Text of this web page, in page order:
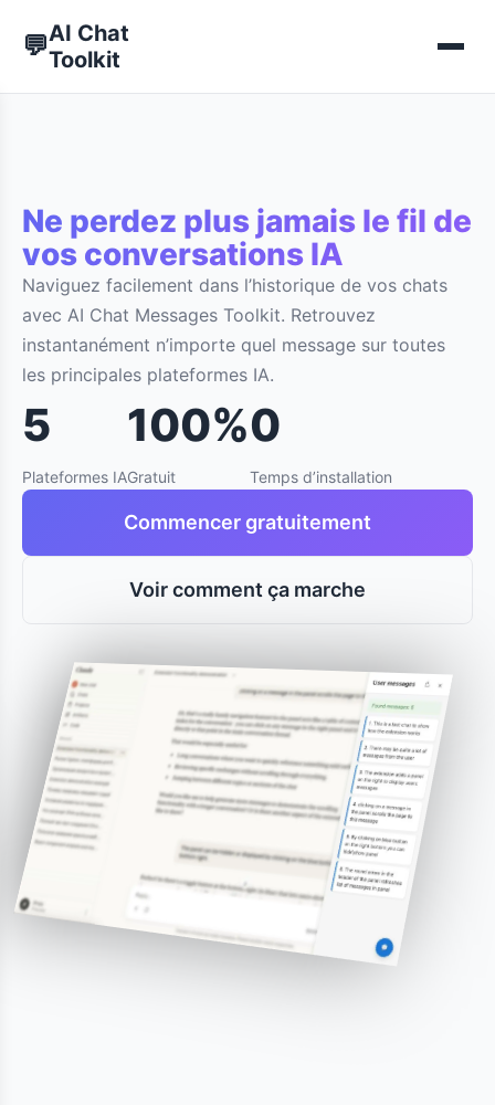
💬AI Chat
Toolkit
Ne perdez plus jamais le fil de
vos conversations IA
Naviguez facilement dans l’historique de vos chats
avec AI Chat Messages Toolkit. Retrouvez
instantanément n’importe quel message sur toutes
les principales plateformes IA.
5
Plateformes IA
100%
Gratuit
0
Temps d’installation
Commencer gratuitement
Voir comment ça marche